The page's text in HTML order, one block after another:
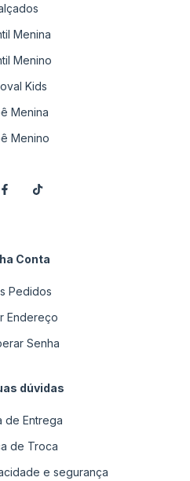
Menina
Menino
Kids
Menina
Menino
Conta
Pedidos
Endereço
Senha
dúvidas
de Entrega
de Troca
e segurança